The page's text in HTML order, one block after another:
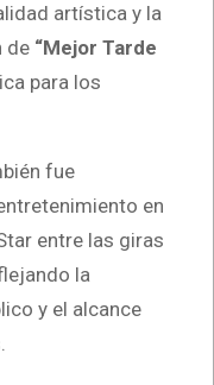
artística y la
de “Mejor Tarde
para los
fue
en
entre las giras
la
y el alcance